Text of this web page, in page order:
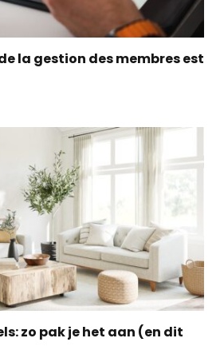
la gestion des membres est
zo pak je het aan (en dit